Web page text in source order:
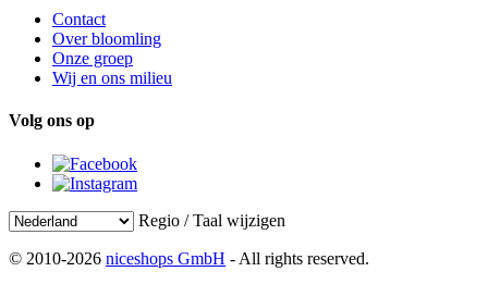
Contact
Over bloomling
Onze groep
Wij en ons milieu
Volg ons op
Regio / Taal wijzigen
© 2010-2026 niceshops GmbH - All rights reserved.